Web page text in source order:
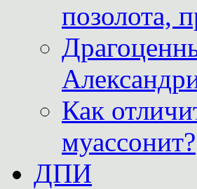
позолота,
Как
муассонит?
ДПИ